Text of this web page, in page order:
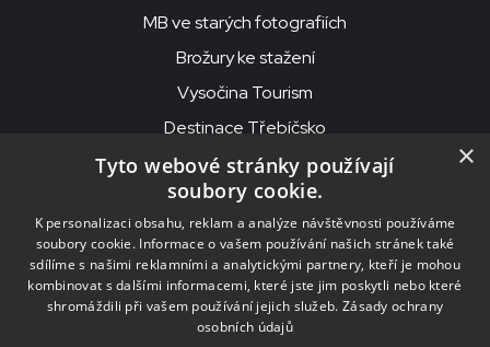
MB ve starých fotografiích
Brožury ke stažení
Vysočina Tourism
Destinace Třebíčsko
© 2026MKS Beseda Mor. Budějovice
MKS Beseda, příspěvková organizace, Purcnerova 62, 676 02
Moravské Budějovice
IČO: 00091758, DIČ: CZ00091758, ID datové schránky: chjn2kd
×
Tyto webové stránky používají
soubory cookie.
K personalizaci obsahu, reklam a analýze návštěvnosti používáme
soubory cookie. Informace o vašem používání našich stránek také
sdílíme s našimi reklamními a analytickými partnery, kteří je mohou
kombinovat s dalšími informacemi, které jste jim poskytli nebo které
shromáždili při vašem používání jejich služeb. Zásady ochrany
osobních údajů